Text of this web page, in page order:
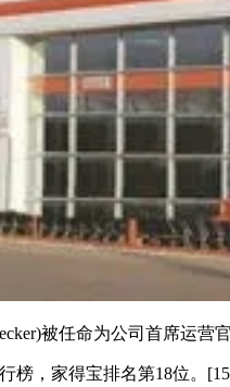
被任命为公司首席运营官
，家得宝排名第18位。